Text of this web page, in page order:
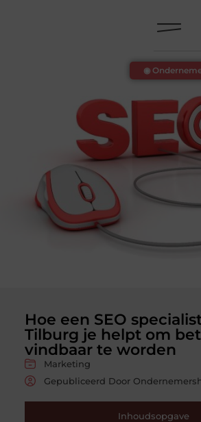
Hoe een SEO
Tilburg je helpt om
vindbaar te worden
Marketing
Gepubliceerd Door
Inhoudsopgave
◉